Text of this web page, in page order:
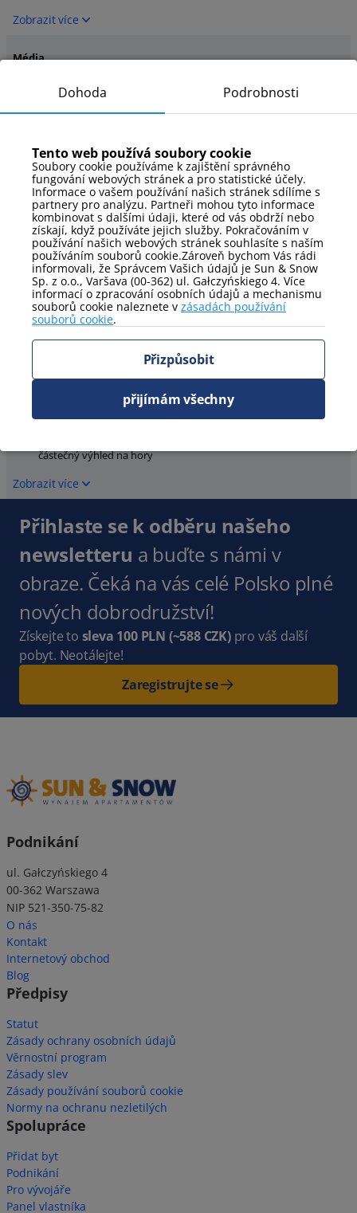
Zobrazit více
Média
Venkovní parkoviště
Zobrazit více
Postele
Ručníky
jednolůžko
manželská postel
Zobrazit více
postel v hotelovém
systému
částečný výhled na hory
Zobrazit více
Přihlaste se k odběru našeho
newsletteru a buďte s námi v
obraze. Čeká na vás celé Polsko plné
nových dobrodružství!
Získejte to sleva 100 PLN (~588 CZK) pro váš další
pobyt. Neotálejte!
Zaregistrujte se
Podnikání
ul. Gałczyńskiego 4
00-362 Warszawa
NIP 521-350-75-82
O nás
Kontakt
Internetový obchod
Blog
Předpisy
Statut
Zásady ochrany osobních údajů
Věrnostní program
Zásady slev
Zásady používání souborů cookie
Normy na ochranu nezletilých
Spolupráce
Přidat byt
Podnikání
Pro vývojáře
Panel vlastníka
Dohoda Podrobnosti
Tento web používá soubory cookie
Soubory cookie používáme k zajištění správného
fungování webových stránek a pro statistické účely.
Informace o vašem používání našich stránek sdílíme s
partnery pro analýzu. Partneři mohou tyto informace
kombinovat s dalšími údaji, které od vás obdrží nebo
získají, když používáte jejich služby. Pokračováním v
používání našich webových stránek souhlasíte s naším
používáním souborů cookie.Zároveň bychom Vás rádi
informovali, že Správcem Vašich údajů je Sun & Snow
Sp. z o.o., Varšava (00-362) ul. Gałczyńskiego 4. Více
informací o zpracování osobních údajů a mechanismu
souborů cookie naleznete v zásadách používání
souborů cookie.
Přizpůsobit
přijímám všechny